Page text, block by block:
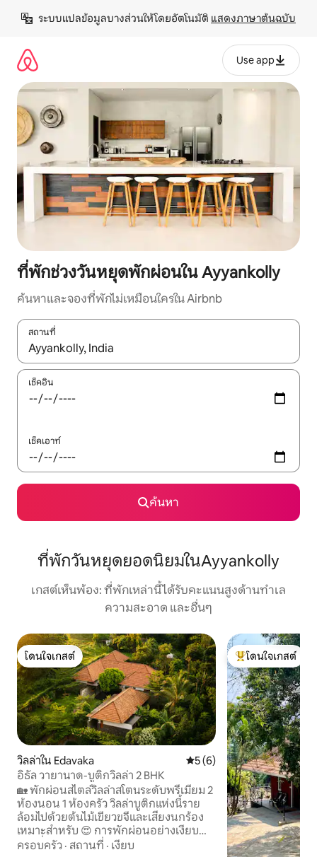
เนื้อหา
ระบบแปลข้อมูลบางส่วนให้โดยอัตโนมัติ แสดงภาษาต้นฉบับ
Use app
ที่พักช่วงวันหยุดพักผ่อนใน Ayyankolly
ค้นหาและจองที่พักไม่เหมือนใครใน Airbnb
สถานที่
ใช้ลูกศรขึ้นลง หรือใช้การสัมผัสหรือปัด เพื่อสำรวจผลการค้นหา
เช็คอิน
เช็คเอาท์
ค้นหา
ที่พักวันหยุดยอดนิยมในAyyankolly
เกสต์เห็นพ้อง: ที่พักเหล่านี้ได้รับคะแนนสูงด้านทำเล
ความสะอาด และอื่นๆ
โดนใจเกสต์
โดนใจเกสต์
วิลล่าใน Edavaka คะแนนเฉลี่ย 5 จาก 5, 6 รีวิว
5 (6)
อิธัล วายานาด-บูติกวิลล่า 2 BHK
🏡 พักผ่อนสไตล์วิลล่าสโตนระดับพรีเมียม 2
ห้องนอน 1 ห้องครัว วิลล่าบูติกแห่งนี้ราย
ล้อมไปด้วยต้นไม้เขียวขจีและเสียงนกร้อง
เหมาะสำหรับ 😍 การพักผ่อนอย่างเงียบ
สงบที่ Wayanad ✨ จุดเด่นของวิลล่าระดับ
ครอบครัว · สถานที่ · เงียบ
โดนใจเกสต์ที่สุด
โดนใจเกสต์